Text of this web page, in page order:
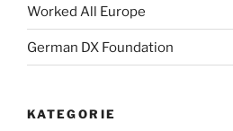
Worked All Europe
German DX Foundation
KATEGORIE